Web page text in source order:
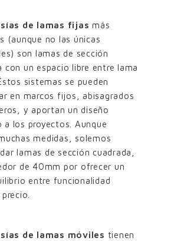
de lamas fijas más
(aunque no las únicas
son lamas de sección
con un espacio libre entre lama
sistemas se pueden
en marcos fijos, abisagrados
y aportan un diseño
a los proyectos. Aunque
medidas, solemos
lamas de sección cuadrada,
de 40mm por ofrecer un
entre funcionalidad
de lamas móviles tienen